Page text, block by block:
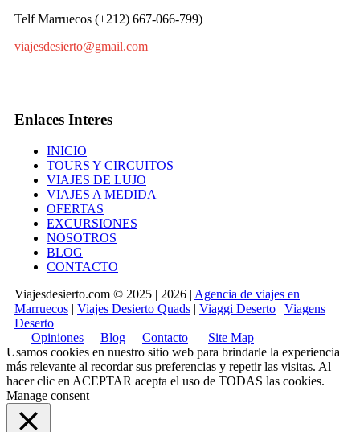
Telf Marruecos (+212) 667-066-799)
viajesdesierto@gmail.com
Enlaces Interes
INICIO
TOURS Y CIRCUITOS
VIAJES DE LUJO
VIAJES A MEDIDA
OFERTAS
EXCURSIONES
NOSOTROS
BLOG
CONTACTO
Viajesdesierto.com © 2025 | 2026 | Agencia de viajes en
Marruecos | Viajes Desierto Quads | Viaggi Deserto | Viagens
Deserto
Opiniones
Blog Contacto
Site Map
Usamos cookies en nuestro sitio web para brindarle la experiencia
más relevante al recordar sus preferencias y repetir las visitas. Al
hacer clic en ACEPTAR acepta el uso de TODAS las cookies.
Manage consent